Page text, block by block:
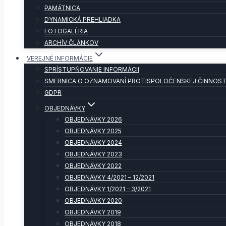
PAMÄTNICA
DYNAMICKÁ PREHLIADKA
FOTOGALÉRIA
ARCHÍV ČLÁNKOV
VEREJNÉ INFORMÁCIE
SPRÍSTUPŇOVANIE INFORMÁCII
SMERNICA O OZNAMOVANÍ PROTISPOLOČENSKEJ
GDPR
OBJEDNÁVKY
OBJEDNÁVKY 2026
OBJEDNÁVKY 2025
OBJEDNÁVKY 2024
OBJEDNÁVKY 2023
OBJEDNÁVKY 2022
OBJEDNÁVKY 4/2021 – 12/2021
OBJEDNÁVKY 1/2021 – 3/2021
OBJEDNÁVKY 2020
OBJEDNÁVKY 2019
OBJEDNÁVKY 2018